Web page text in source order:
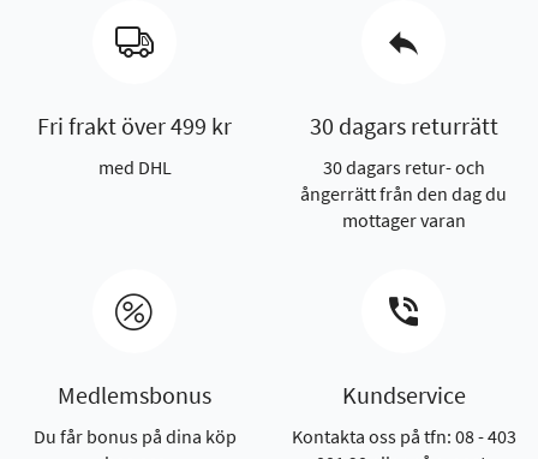
Fri frakt över 499 kr
med DHL
30 dagars returrätt
30 dagars retur- och
ångerrätt från den dag du
mottager varan
Medlemsbonus
Du får bonus på dina köp
Kundservice
Kontakta oss på tfn: 08 - 403